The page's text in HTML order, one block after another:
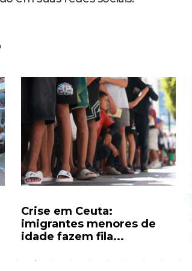
Crise em Ceuta:
imigrantes menores de
idade fazem fila...